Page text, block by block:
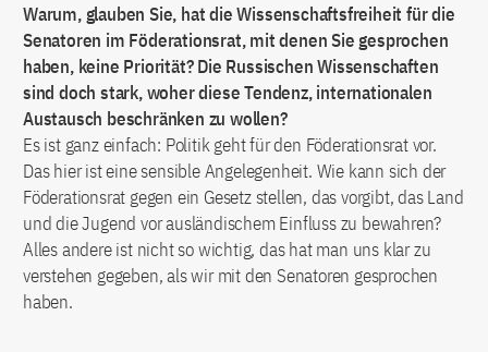
Warum, glauben Sie, hat die Wissenschaftsfreiheit für die
Senatoren im Föderationsrat, mit denen Sie gesprochen
haben, keine Priorität? Die Russischen Wissenschaften
sind doch stark, woher diese Tendenz, internationalen
Austausch beschränken zu wollen?
Es ist ganz einfach: Politik geht für den Föderationsrat vor.
Das hier ist eine sensible Angelegenheit. Wie kann sich der
Föderationsrat gegen ein Gesetz stellen, das vorgibt, das Land
und die Jugend vor ausländischem Einfluss zu bewahren?
Alles andere ist nicht so wichtig, das hat man uns klar zu
verstehen gegeben, als wir mit den Senatoren gesprochen
haben.